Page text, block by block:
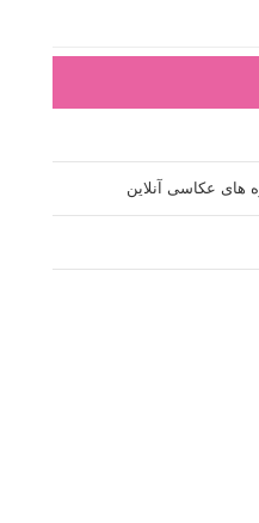
های عکاسی آنلاین